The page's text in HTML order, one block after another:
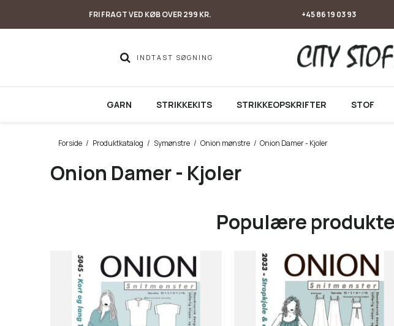
FRI FRAGT VED KØB OVER 299 KR. +45 86 19 03 93
GARN STRIKKEKITS STRIKKEOPSKRIFTER STOF
Forside / Produktkatalog / Symønstre / Onion mønstre / Onion Damer - Kjoler
Onion Damer - Kjoler
Populære